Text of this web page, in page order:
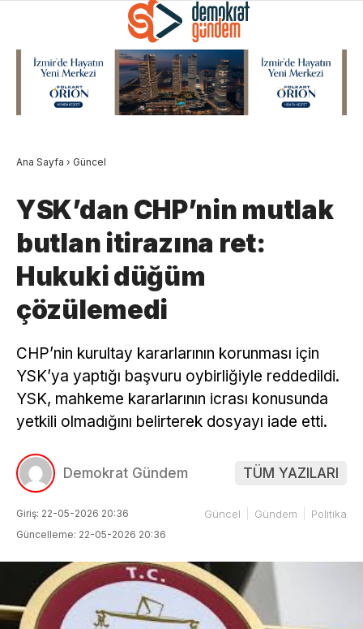
Ana Sayfa › Güncel
YSK’dan CHP’nin mutlak
butlan itirazına ret:
Hukuki düğüm
çözülemedi
CHP’nin kurultay kararlarının korunması için
YSK’ya yaptığı başvuru oybirliğiyle reddedildi.
YSK, mahkeme kararlarının icrası konusunda
yetkili olmadığını belirterek dosyayı iade etti.
Demokrat Gündem TÜM YAZILARI
Giriş: 22-05-2026 20:36
Güncelleme: 22-05-2026 20:36
Güncel Gündem Politika